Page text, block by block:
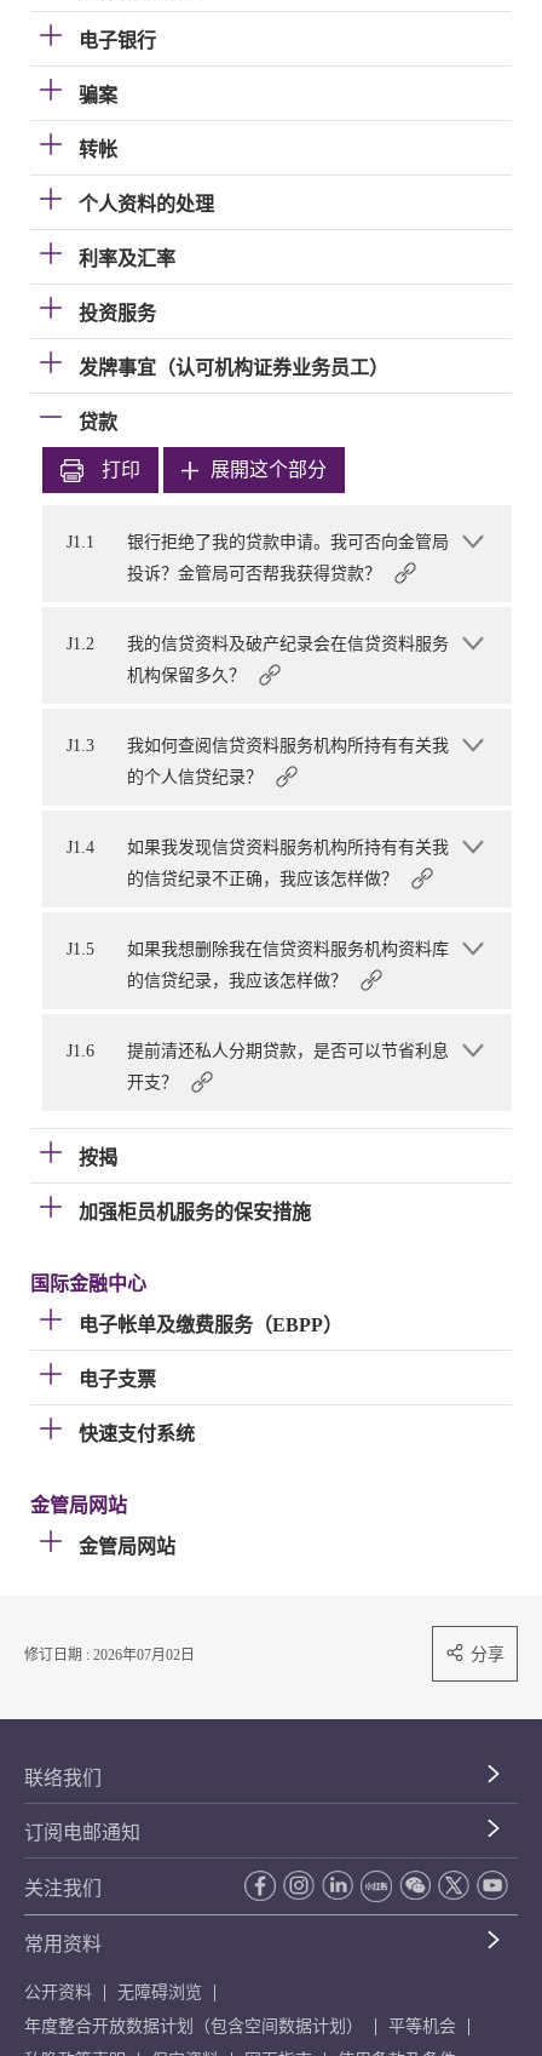
电子银行
骗案
转帐
个人资料的处理
利率及汇率
投资服务
发牌事宜（认可机构证券业务员工）
贷款
打印 展開这个部分
J1.1
银行拒绝了我的贷款申请。我可否向金管局
投诉？金管局可否帮我获得贷款？
J1.2
我的信贷资料及破产纪录会在信贷资料服务
机构保留多久？
J1.3
我如何查阅信贷资料服务机构所持有有关我
的个人信贷纪录？
J1.4
如果我发现信贷资料服务机构所持有有关我
的信贷纪录不正确，我应该怎样做？
J1.5
如果我想删除我在信贷资料服务机构资料库
的信贷纪录，我应该怎样做？
J1.6
提前清还私人分期贷款，是否可以节省利息
开支？
按揭
加强柜员机服务的保安措施
国际金融中心
电子帐单及缴费服务（EBPP）
电子支票
快速支付系统
金管局网站
金管局网站
修订日期 : 2026年07月02日 分享
联络我们
订阅电邮通知
关注我们
常用资料
公开资料
无障碍浏览
年度整合开放数据计划（包含空间数据计划）
平等机会